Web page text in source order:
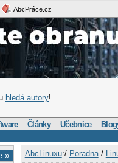
AbcPráce.cz
hledá autory!
Články Učebnice
» AbcLinuxu:/ Poradna/